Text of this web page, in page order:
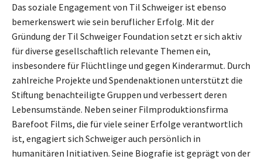
Das soziale Engagement von Til Schweiger ist ebenso
bemerkenswert wie sein beruflicher Erfolg. Mit der
Gründung der Til Schweiger Foundation setzt er sich aktiv
für diverse gesellschaftlich relevante Themen ein,
insbesondere für Flüchtlinge und gegen Kinderarmut. Durch
zahlreiche Projekte und Spendenaktionen unterstützt die
Stiftung benachteiligte Gruppen und verbessert deren
Lebensumstände. Neben seiner Filmproduktionsfirma
Barefoot Films, die für viele seiner Erfolge verantwortlich
ist, engagiert sich Schweiger auch persönlich in
humanitären Initiativen. Seine Biografie ist geprägt von der